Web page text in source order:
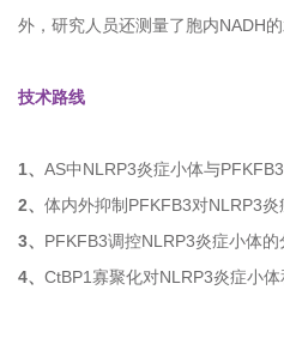
外，研究人员还测量了胞内NADH的
技术路线
1、 AS中NLRP3炎症小体与
2、 体内外抑制PFKFB3对NLRP3
3、 PFKFB3调控NLRP3炎症小体的
4、 CtBP1寡聚化对NLRP3炎症小